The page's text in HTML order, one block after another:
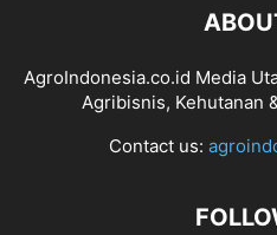
AgroIndonesia.co.id Media
Agribisnis, Kehutanan
Contact us: